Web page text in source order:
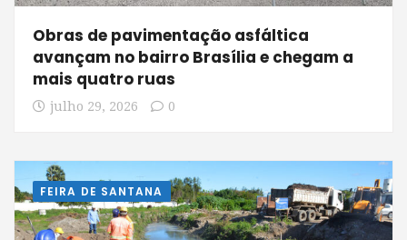
Obras de pavimentação asfáltica
avançam no bairro Brasília e chegam a
mais quatro ruas
julho 29, 2026 0
FEIRA DE SANTANA